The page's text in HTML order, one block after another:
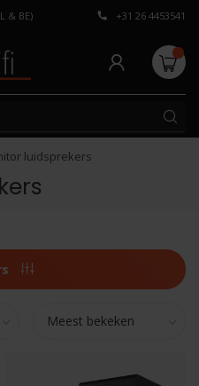
& BE) Persoonlijk
+31 26 4453541
luidsprekers